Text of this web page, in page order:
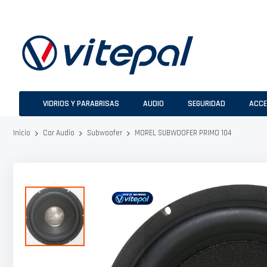
VIDRIOS Y PARABRISAS AUDIO SEGURIDAD
Inicio Car Audio Subwoofer MOREL SUBWOOFER PRIMO 104
al
final
de
la
galería
de